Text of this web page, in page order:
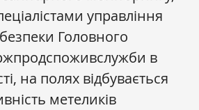
управління
Головного
в
на полях відбувається
метеликів